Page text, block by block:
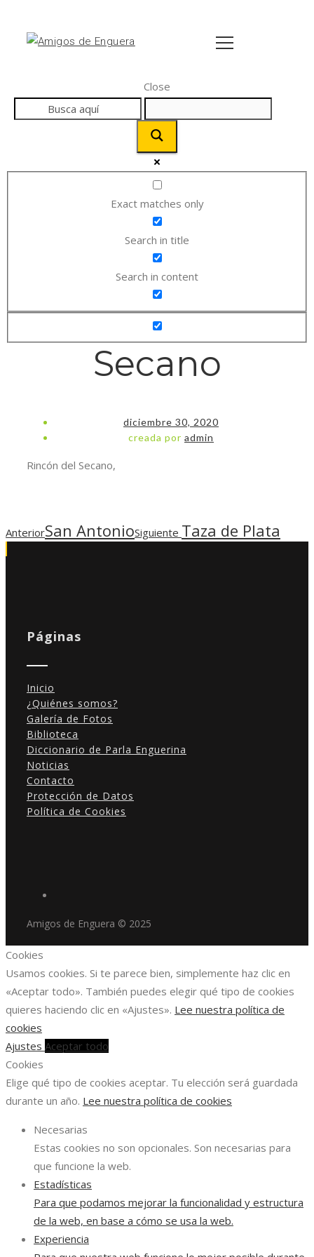
Close
Exact matches only
Search in title
Search in content
Secano
diciembre 30, 2020
creada por admin
Rincón del Secano,
AnteriorSan AntonioSiguiente Taza de Plata
Páginas
Inicio
¿Quiénes somos?
Galería de Fotos
Biblioteca
Diccionario de Parla Enguerina
Noticias
Contacto
Protección de Datos
Política de Cookies
Amigos de Enguera © 2025
Cookies
Usamos cookies. Si te parece bien, simplemente haz clic en
«Aceptar todo». También puedes elegir qué tipo de cookies
quieres haciendo clic en «Ajustes». Lee nuestra política de
cookies
Ajustes Aceptar todo
Cookies
Elige qué tipo de cookies aceptar. Tu elección será guardada
durante un año. Lee nuestra política de cookies
Necesarias
Estas cookies no son opcionales. Son necesarias para
que funcione la web.
Estadísticas
Para que podamos mejorar la funcionalidad y estructura
de la web, en base a cómo se usa la web.
Experiencia